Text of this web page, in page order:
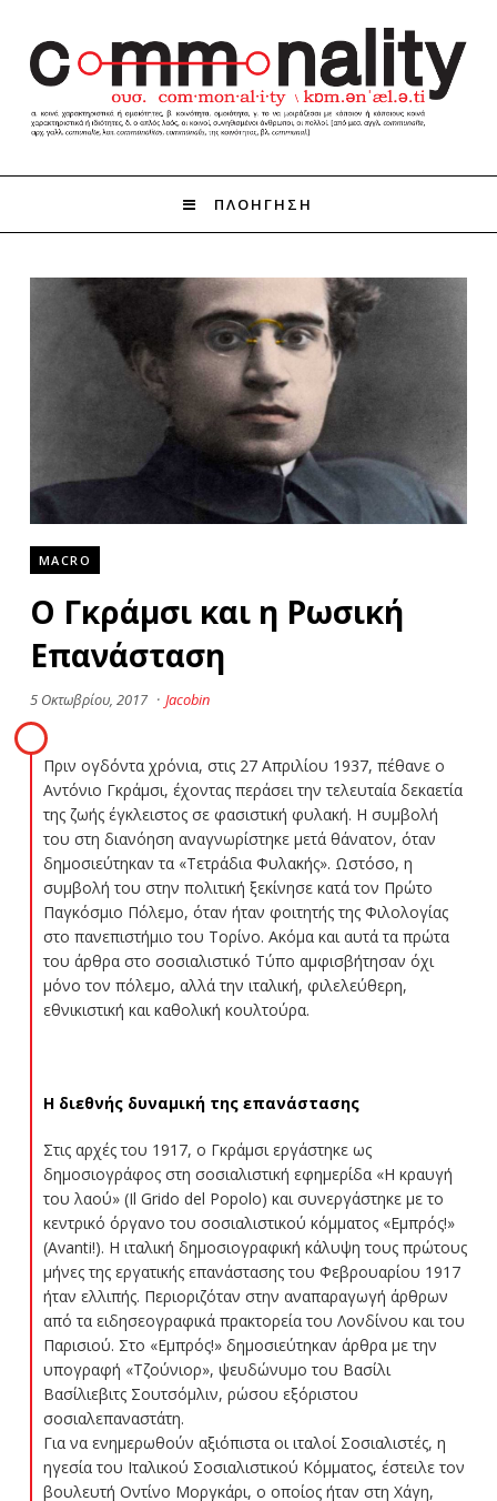
ΠΛΟΗΓΗΣΗ
MACRO
Ο Γκράμσι και η Ρωσική
Επανάσταση
5 Οκτωβρίου, 2017 · Jacobin
Πριν ογδόντα χρόνια, στις 27 Απριλίου 1937, πέθανε ο
Αντόνιο Γκράμσι, έχοντας περάσει την τελευταία δεκαετία
της ζωής έγκλειστος σε φασιστική φυλακή. Η συμβολή
του στη διανόηση αναγνωρίστηκε μετά θάνατον, όταν
δημοσιεύτηκαν τα «Τετράδια Φυλακής». Ωστόσο, η
συμβολή του στην πολιτική ξεκίνησε κατά τον Πρώτο
Παγκόσμιο Πόλεμο, όταν ήταν φοιτητής της Φιλολογίας
στο πανεπιστήμιο του Τορίνο. Ακόμα και αυτά τα πρώτα
του άρθρα στο σοσιαλιστικό Τύπο αμφισβήτησαν όχι
μόνο τον πόλεμο, αλλά την ιταλική, φιλελεύθερη,
εθνικιστική και καθολική κουλτούρα.
Η διεθνής δυναμική της επανάστασης
Στις αρχές του 1917, ο Γκράμσι εργάστηκε ως
δημοσιογράφος στη σοσιαλιστική εφημερίδα «Η κραυγή
του λαού» (Il Grido del Popolo) και συνεργάστηκε με το
κεντρικό όργανο του σοσιαλιστικού κόμματος «Εμπρός!»
(Avanti!). Η ιταλική δημοσιογραφική κάλυψη τους πρώτους
μήνες της εργατικής επανάστασης του Φεβρουαρίου 1917
ήταν ελλιπής. Περιοριζόταν στην αναπαραγωγή άρθρων
από τα ειδησεογραφικά πρακτορεία του Λονδίνου και του
Παρισιού. Στο «Εμπρός!» δημοσιεύτηκαν άρθρα με την
υπογραφή «Τζούνιορ», ψευδώνυμο του Βασίλι
Βασίλιεβιτς Σουτσόμλιν, ρώσου εξόριστου
σοσιαλεπαναστάτη.
Για να ενημερωθούν αξιόπιστα οι ιταλοί Σοσιαλιστές, η
ηγεσία του Ιταλικού Σοσιαλιστικού Κόμματος, έστειλε τον
βουλευτή Οντίνο Μοργκάρι, ο οποίος ήταν στη Χάγη,